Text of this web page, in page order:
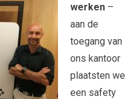
werken –
aan de
toegang van
ons kantoor
plaatsten we
een safety